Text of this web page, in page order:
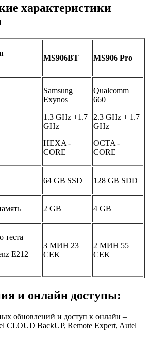
характеристики
MS906BT MS906 Pro
Samsung
Exynos
1.3 GHz +1.7
GHz
HEXA -
CORE
Qualcomm
660
2.3 GHz + 1.7
GHz
OCTA -
CORE
64 GB SSD 128 GB SDD
2 GB 4 GB
теста
E212
3 МИН 23
СЕК
2 МИН 55
СЕК
и онлайн доступы:
обновлений и доступ к онлайн –
CLOUD BackUP, Remote Expert, Autel